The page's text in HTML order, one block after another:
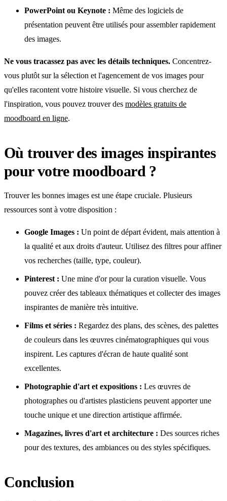
PowerPoint ou Keynote : Même des logiciels de
présentation peuvent être utilisés pour assembler rapidement
des images.
Ne vous tracassez pas avec les détails techniques. Concentrez-
vous plutôt sur la sélection et l'agencement de vos images pour
qu'elles racontent votre histoire visuelle. Si vous cherchez de
l'inspiration, vous pouvez trouver des modèles gratuits de
moodboard en ligne.
Où trouver des images inspirantes
pour votre moodboard ?
Trouver les bonnes images est une étape cruciale. Plusieurs
ressources sont à votre disposition :
Google Images : Un point de départ évident, mais attention à
la qualité et aux droits d'auteur. Utilisez des filtres pour affiner
vos recherches (taille, type, couleur).
Pinterest : Une mine d'or pour la curation visuelle. Vous
pouvez créer des tableaux thématiques et collecter des images
inspirantes de manière très intuitive.
Films et séries : Regardez des plans, des scènes, des palettes
de couleurs dans les œuvres cinématographiques qui vous
inspirent. Les captures d'écran de haute qualité sont
excellentes.
Photographie d'art et expositions : Les œuvres de
photographes ou d'artistes plasticiens peuvent apporter une
touche unique et une direction artistique affirmée.
Magazines, livres d'art et architecture : Des sources riches
pour des textures, des ambiances ou des styles spécifiques.
Conclusion